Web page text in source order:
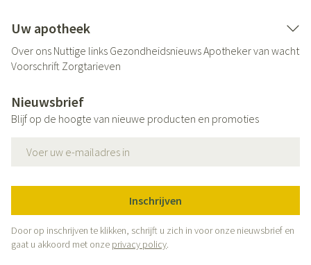
Uw apotheek
Over ons Nuttige links GezondheidsnieuwsApotheker van wacht
Voorschrift Zorgtarieven
Nieuwsbrief
Blijf op de hoogte van nieuwe producten en promoties
Inschrijven
Door op inschrijven te klikken, schrijft u zich in voor onze nieuwsbrief en
gaat u akkoord met onze privacy policy.